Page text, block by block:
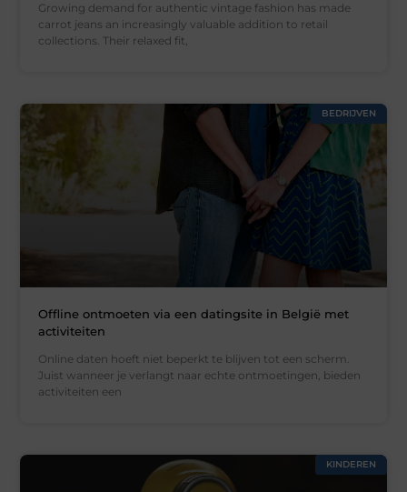
Growing demand for authentic vintage fashion has made
carrot jeans an increasingly valuable addition to retail
collections. Their relaxed fit,
BEDRIJVEN
Offline ontmoeten via een datingsite in België met
activiteiten
Online daten hoeft niet beperkt te blijven tot een scherm.
Juist wanneer je verlangt naar echte ontmoetingen, bieden
activiteiten een
KINDEREN